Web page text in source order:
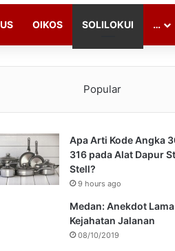
OIKOS SOLILOKUI …
Popular
Apa Arti Kode Angka
316 pada Alat Dapur
Stell?
9 hours ago
Medan: Anekdot
Kejahatan Jalanan
08/10/2019